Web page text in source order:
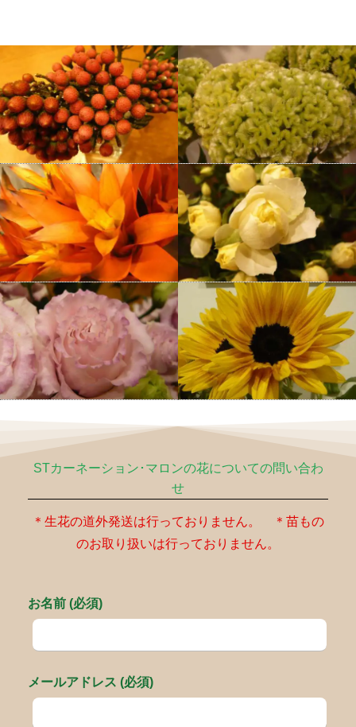
STカーネーション･マロンの花についての問い合わ
せ
＊生花の道外発送は行っておりません。 ＊苗もの
のお取り扱いは行っておりません。
お名前 (必須)
メールアドレス (必須)